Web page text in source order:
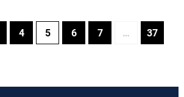
4 5 6 7 … 37